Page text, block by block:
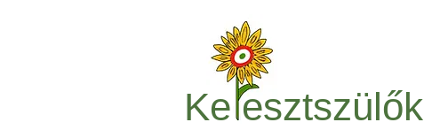
Ke esztszülők